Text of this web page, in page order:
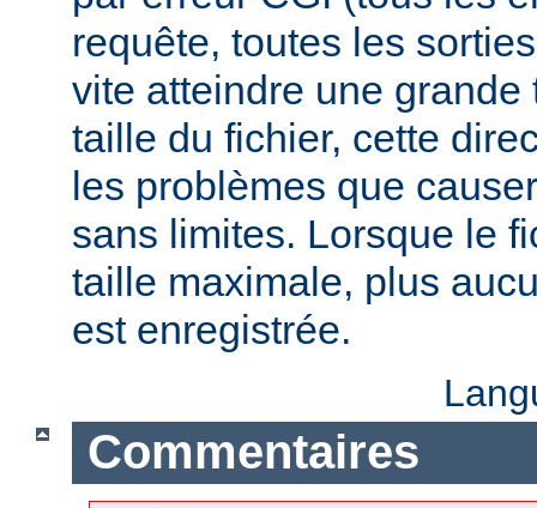
requête, toutes les
vite atteindre une
taille du fichier, cette
les problèmes que
sans limites. Lorsque le
taille maximale, plus
est enregistrée.
Commentaires